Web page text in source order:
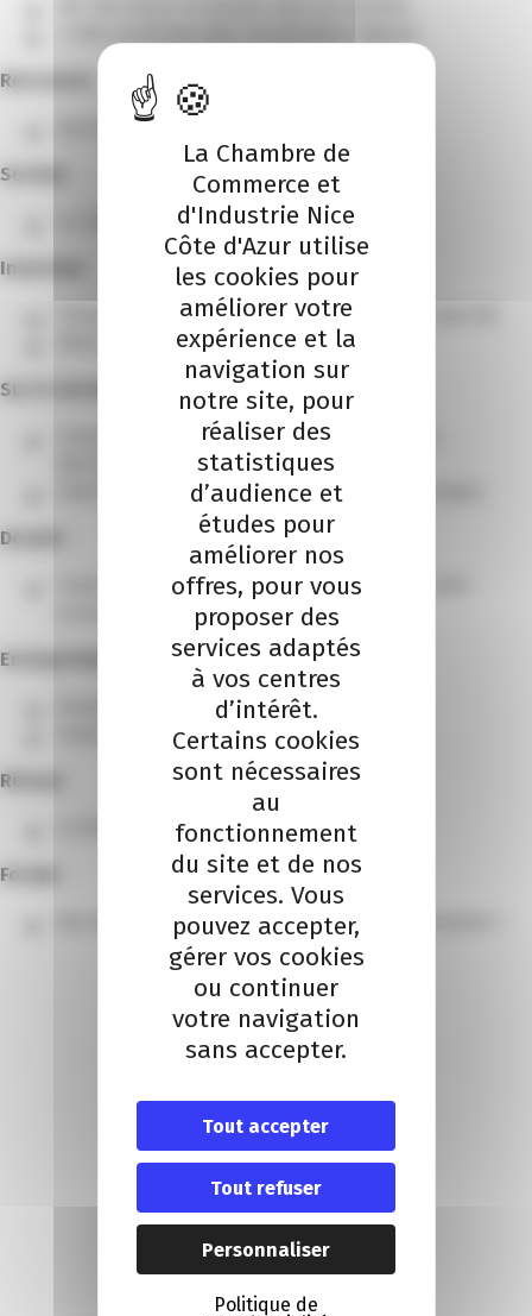
Rencontre
Jean-Marie Debaisieux,, président de la FCNA
Secteur
Le club Energie Côte d’Azur
Interview
Christian Delhomme, directeur de la Banque de France 06
Patrick Moulard, Président de la FDBTP 06
Sur le terrain
Commerce : Comment la CCI aide la franchise à se
développer dans le 06
Cybersécurité : une formation pour anticiper les risques
Dossier
Coupe du monde rugby à Nice : Quel impact sur notre
Entreprise(s)
Instant Gourmand
Réseau
La Place Business : l’accélérateur d’affaires
Former
Recruter un apprenti : quels bénéfices pour l’entreprise ?
La Chambre de
Commerce et
d'Industrie Nice
Côte d'Azur utilise
les cookies pour
améliorer votre
expérience et la
navigation sur
notre site, pour
réaliser des
statistiques
d’audience et
études pour
améliorer nos
offres, pour vous
proposer des
services adaptés
à vos centres
d’intérêt.
Certains cookies
sont nécessaires
au
fonctionnement
du site et de nos
services. Vous
pouvez accepter,
gérer vos cookies
ou continuer
votre navigation
sans accepter.
Tout accepter
Tout refuser
Personnaliser
Politique de